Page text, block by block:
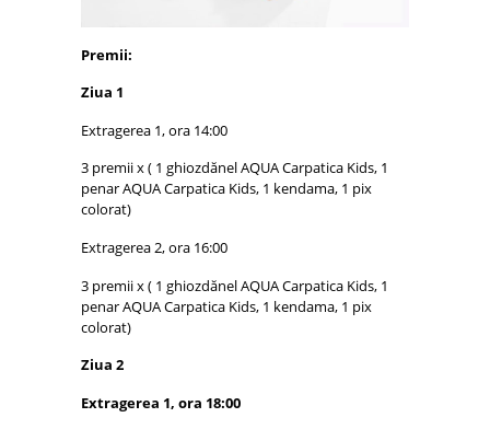
Premii:
Ziua 1
Extragerea 1, ora 14:00
3 premii x ( 1 ghiozdănel AQUA Carpatica Kids, 1
penar AQUA Carpatica Kids, 1 kendama, 1 pix
colorat)
Extragerea 2, ora 16:00
3 premii x ( 1 ghiozdănel AQUA Carpatica Kids, 1
penar AQUA Carpatica Kids, 1 kendama, 1 pix
colorat)
Ziua 2
Extragerea 1, ora 18:00